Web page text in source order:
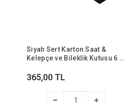
Siyah Sert Karton Saat &
Kelepçe ve Bileklik Kutusu 6 li
365,00 TL